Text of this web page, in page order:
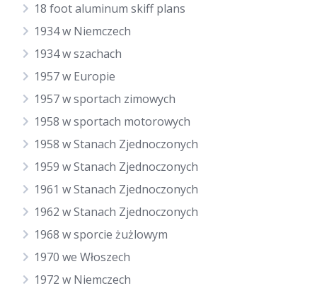
18 foot aluminum skiff plans
1934 w Niemczech
1934 w szachach
1957 w Europie
1957 w sportach zimowych
1958 w sportach motorowych
1958 w Stanach Zjednoczonych
1959 w Stanach Zjednoczonych
1961 w Stanach Zjednoczonych
1962 w Stanach Zjednoczonych
1968 w sporcie żużlowym
1970 we Włoszech
1972 w Niemczech